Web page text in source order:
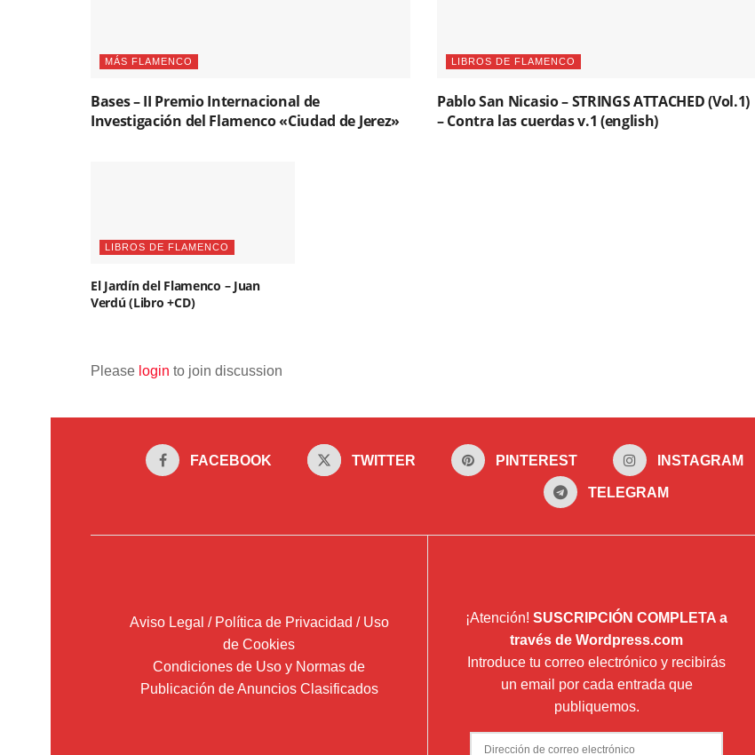
MÁS FLAMENCO
Bases – II Premio Internacional de
Investigación del Flamenco «Ciudad de Jerez»
LIBROS DE FLAMENCO
Pablo San Nicasio – STRINGS ATTACHED (Vol.1)
– Contra las cuerdas v.1 (english)
LIBROS DE FLAMENCO
El Jardín del Flamenco – Juan
Verdú (Libro +CD)
Please login to join discussion
FACEBOOK TWITTER PINTEREST INSTAGRAM
TELEGRAM
Aviso Legal / Política de Privacidad / Uso
de Cookies
Condiciones de Uso y Normas de
Publicación de Anuncios Clasificados
¡Atención! SUSCRIPCIÓN COMPLETA a
través de Wordpress.com
Introduce tu correo electrónico y recibirás
un email por cada entrada que
publiquemos.
Dirección